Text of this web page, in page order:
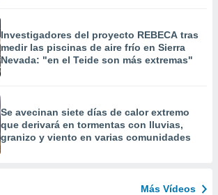
Investigadores del proyecto REBECA tras
medir las piscinas de aire frío en Sierra
Nevada: "en el Teide son más extremas"
Se avecinan siete días de calor extremo
que derivará en tormentas con lluvias,
granizo y viento en varias comunidades
Más Vídeos